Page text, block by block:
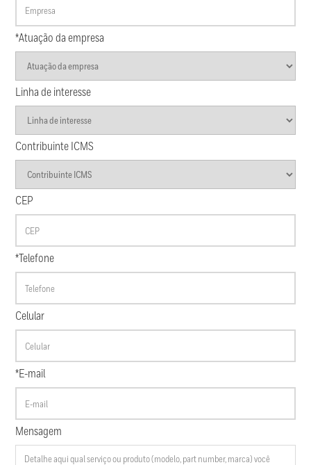
*Atuação da empresa
Linha de interesse
Contribuinte ICMS
CEP
*Telefone
Celular
*E-mail
Mensagem